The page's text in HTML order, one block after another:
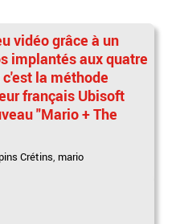
vidéo grâce à un
implantés aux quatre
la méthode
français Ubisoft
"Mario + The
Crétins, mario